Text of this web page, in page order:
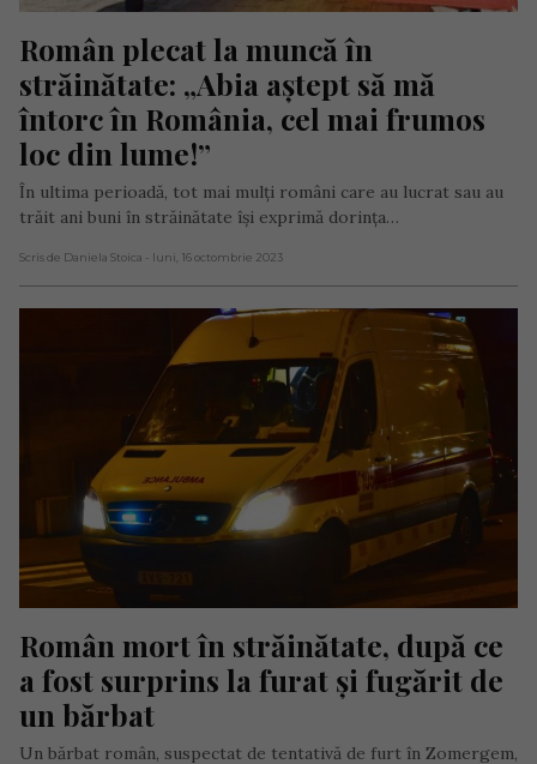
Român plecat la muncă în
străinătate: „Abia aștept să mă
întorc în România, cel mai frumos
loc din lume!”
În ultima perioadă, tot mai mulți români care au lucrat sau au
trăit ani buni în străinătate își exprimă dorința…
Scris de Daniela Stoica - luni, 16 octombrie 2023
Român mort în străinătate, după ce
a fost surprins la furat și fugărit de
un bărbat
Un bărbat român, suspectat de tentativă de furt în Zomergem,